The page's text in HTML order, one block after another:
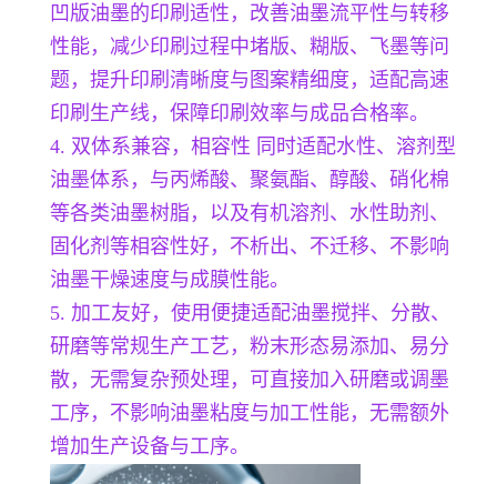
凹版油墨的印刷适性，改善油墨流平性与转移
性能，减少印刷过程中堵版、糊版、飞墨等问
题，提升印刷清晰度与图案精细度，适配高速
印刷生产线，保障印刷效率与成品合格率。
4. 双体系兼容，相容性 同时适配水性、溶剂型
油墨体系，与丙烯酸、聚氨酯、醇酸、硝化棉
等各类油墨树脂，以及有机溶剂、水性助剂、
固化剂等相容性好，不析出、不迁移、不影响
油墨干燥速度与成膜性能。
5. 加工友好，使用便捷适配油墨搅拌、分散、
研磨等常规生产工艺，粉末形态易添加、易分
散，无需复杂预处理，可直接加入研磨或调墨
工序，不影响油墨粘度与加工性能，无需额外
增加生产设备与工序。